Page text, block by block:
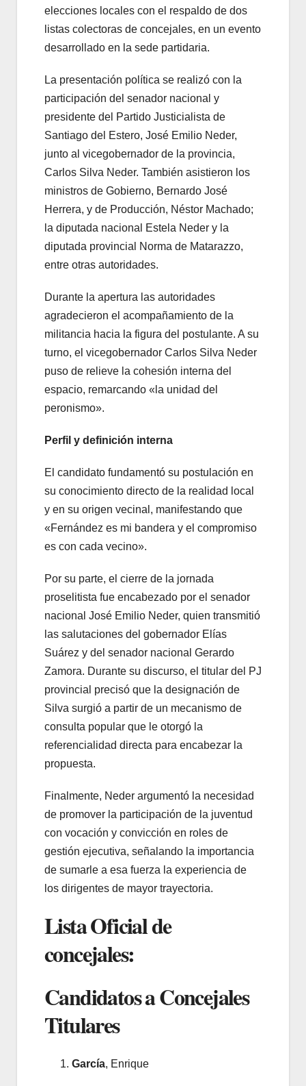
elecciones locales con el respaldo de dos
listas colectoras de concejales, en un evento
desarrollado en la sede partidaria.
La presentación política se realizó con la
participación del senador nacional y
presidente del Partido Justicialista de
Santiago del Estero, José Emilio Neder,
junto al vicegobernador de la provincia,
Carlos Silva Neder. También asistieron los
ministros de Gobierno, Bernardo José
Herrera, y de Producción, Néstor Machado;
la diputada nacional Estela Neder y la
diputada provincial Norma de Matarazzo,
entre otras autoridades.
Durante la apertura las autoridades
agradecieron el acompañamiento de la
militancia hacia la figura del postulante. A su
turno, el vicegobernador Carlos Silva Neder
puso de relieve la cohesión interna del
espacio, remarcando «la unidad del
peronismo».
Perfil y definición interna
El candidato fundamentó su postulación en
su conocimiento directo de la realidad local
y en su origen vecinal, manifestando que
«Fernández es mi bandera y el compromiso
es con cada vecino».
Por su parte, el cierre de la jornada
proselitista fue encabezado por el senador
nacional José Emilio Neder, quien transmitió
las salutaciones del gobernador Elías
Suárez y del senador nacional Gerardo
Zamora. Durante su discurso, el titular del PJ
provincial precisó que la designación de
Silva surgió a partir de un mecanismo de
consulta popular que le otorgó la
referencialidad directa para encabezar la
propuesta.
Finalmente, Neder argumentó la necesidad
de promover la participación de la juventud
con vocación y convicción en roles de
gestión ejecutiva, señalando la importancia
de sumarle a esa fuerza la experiencia de
los dirigentes de mayor trayectoria.
Lista Oficial de
concejales:
Candidatos a Concejales
Titulares
García, Enrique